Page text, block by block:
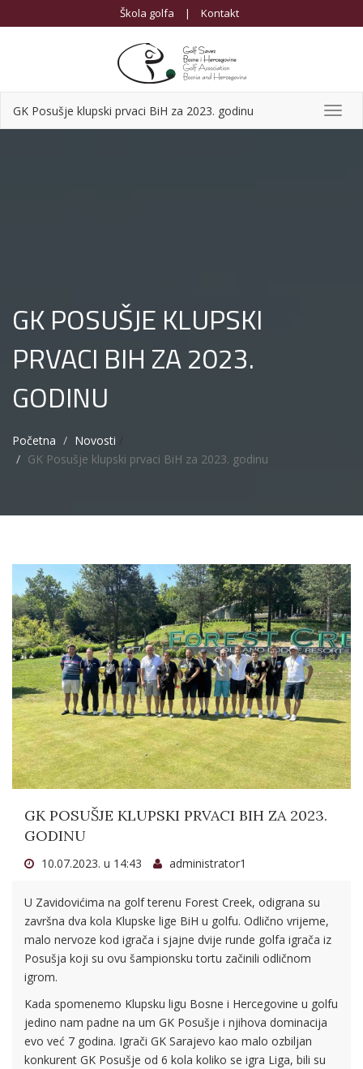
Škola golfa | Kontakt
GK Posušje klupski prvaci BiH za 2023. godinu
GK POSUŠJE KLUPSKI
PRVACI BIH ZA 2023.
GODINU
Početna Novosti /
GK Posušje klupski prvaci BiH za 2023. godinu
GK POSUŠJE KLUPSKI PRVACI BIH ZA 2023.
GODINU
10.07.2023. u 14:43 administrator1
U Zavidovićima na golf terenu Forest Creek, odigrana su
završna dva kola Klupske lige BiH u golfu. Odlično vrijeme,
malo nervoze kod igrača i sjajne dvije runde golfa igrača iz
Posušja koji su ovu šampionsku tortu začinili odličnom
igrom.
Kada spomenemo Klupsku ligu Bosne i Hercegovine u golfu
jedino nam padne na um GK Posušje i njihova dominacija
evo već 7 godina. Igrači GK Sarajevo kao malo ozbiljan
konkurent GK Posušje od 6 kola koliko se igra Liga, bili su